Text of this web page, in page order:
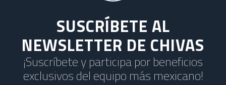
SUSCRÍBETE AL
NEWSLETTER DE CHIVAS
¡Suscríbete y participa por beneficios
exclusivos del equipo más mexicano!